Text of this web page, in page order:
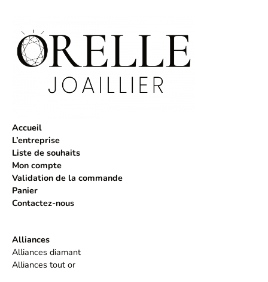
Accueil
L’entreprise
Liste de souhaits
Mon compte
Validation de la commande
Panier
Contactez-nous
Alliances
Alliances diamant
Alliances tout or